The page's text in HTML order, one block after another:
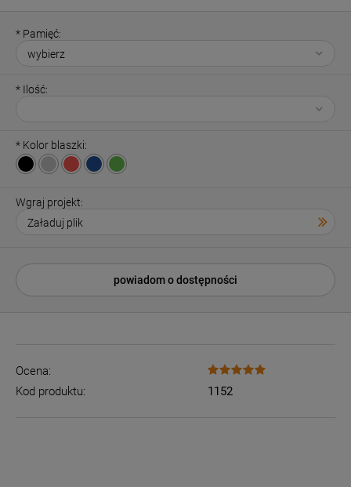
* Pamięć:
* Ilość:
* Kolor blaszki:
Wgraj projekt:
powiadom o dostępności
Ocena:
Kod produktu:
1152